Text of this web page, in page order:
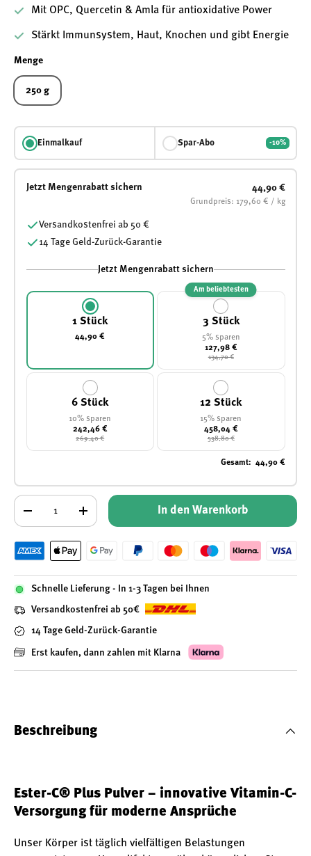
Mit OPC, Quercetin & Amla für antioxidative Power
Stärkt Immunsystem, Haut, Knochen und gibt Energie
Menge
250 g
Einmalkauf Spar-Abo -10%
Jetzt Mengenrabatt sichern 44,90 €
Grundpreis: 179,60 € / kg
Versandkostenfrei ab 50 €
14 Tage Geld-Zurück-Garantie
Jetzt Mengenrabatt sichern
1 Stück
44,90 €
3 Stück
5% sparen
Am beliebtesten
127,98 €
134,70 €
6 Stück
10% sparen
242,46 €
269,40 €
12 Stück
15% sparen
458,04 €
538,80 €
Gesamt: 44,90 €
Anzahl
+ In den Warenkorb
Schnelle Lieferung - In 1-3 Tagen bei Ihnen
Versandkostenfrei ab 50€
14 Tage Geld-Zurück-Garantie
Erst kaufen, dann zahlen mit Klarna
Beschreibung
Ester-C® Plus Pulver – innovative Vitamin-C-
Versorgung für moderne Ansprüche
Unser Körper ist täglich vielfältigen Belastungen